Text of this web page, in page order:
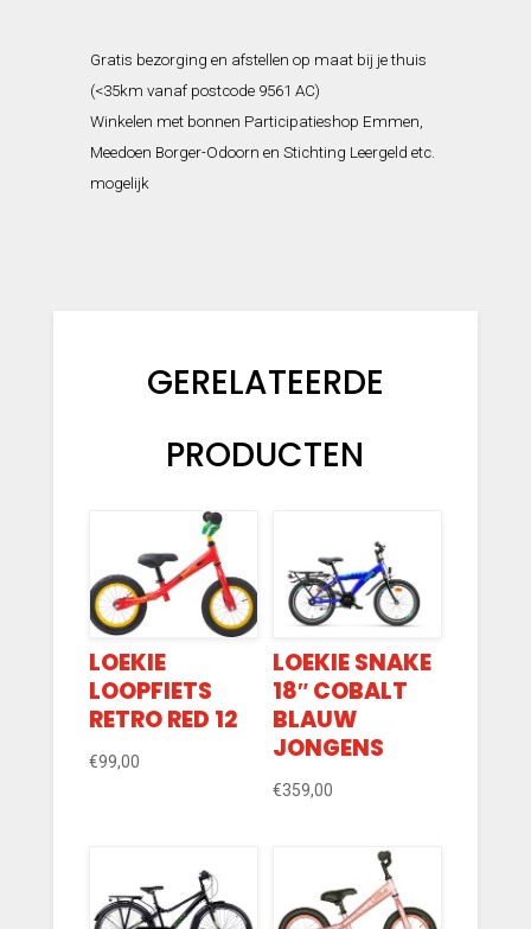
Gratis bezorging en afstellen op maat bij je thuis
(<35km vanaf postcode 9561 AC)
Winkelen met bonnen Participatieshop Emmen,
Meedoen Borger-Odoorn en Stichting Leergeld etc.
mogelijk
GERELATEERDE
PRODUCTEN
LOEKIE
LOOPFIETS
RETRO RED 12
€99,00
LOEKIE SNAKE
18″ COBALT
BLAUW
JONGENS
€359,00